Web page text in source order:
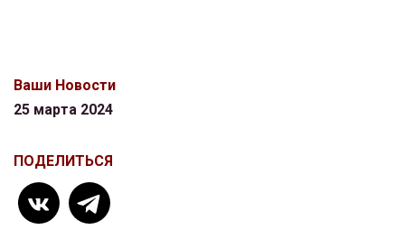
Ваши Новости
25 марта 2024
ПОДЕЛИТЬСЯ